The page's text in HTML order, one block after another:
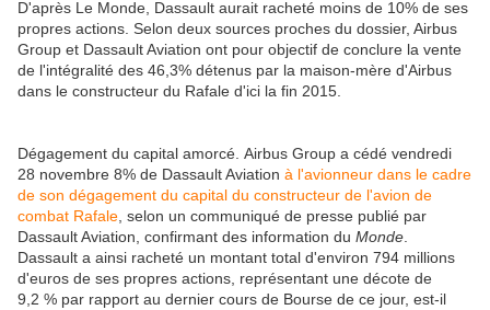
D'après Le Monde, Dassault aurait racheté moins de 10% de ses
propres actions. Selon deux sources proches du dossier, Airbus
Group et Dassault Aviation ont pour objectif de conclure la vente
de l'intégralité des 46,3% détenus par la maison-mère d'Airbus
dans le constructeur du Rafale d'ici la fin 2015.
Dégagement du capital amorcé. Airbus Group a cédé vendredi
28 novembre 8% de Dassault Aviation à l'avionneur dans le cadre
de son dégagement du capital du constructeur de l'avion de
combat Rafale , selon un communiqué de presse publié par
Dassault Aviation, confirmant des information du Monde
Dassault a ainsi racheté un montant total d'environ 794 millions
d'euros de ses propres actions, représentant une décote de
9,2 % par rapport au dernier cours de Bourse de ce jour, est-il